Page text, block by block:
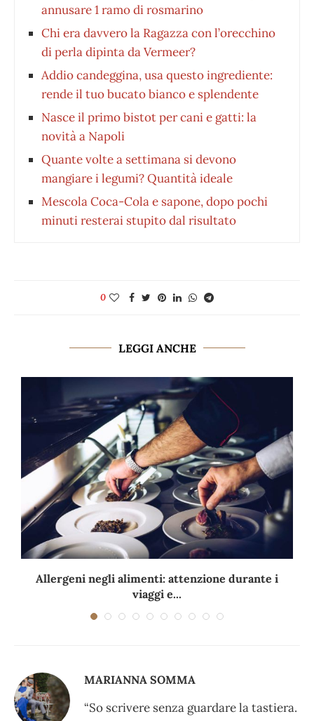
annusare 1 ramo di rosmarino
Chi era davvero la Ragazza con l’orecchino
di perla dipinta da Vermeer?
Addio candeggina, usa questo ingrediente:
rende il tuo bucato bianco e splendente
Nasce il primo bistot per cani e gatti: la
novità a Napoli
Quante volte a settimana si devono
mangiare i legumi? Quantità ideale
Mescola Coca-Cola e sapone, dopo pochi
minuti resterai stupito dal risultato
0
LEGGI ANCHE
Allergeni negli alimenti: attenzione durante i
viaggi e...
MARIANNA SOMMA
“So scrivere senza guardare la tastiera.